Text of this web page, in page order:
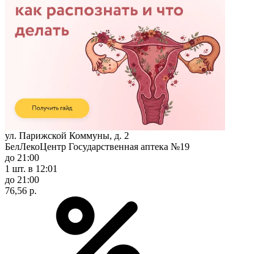
ул. Парижской Коммуны, д. 2
БелЛекоЦентр Государственная аптека №19
до 21:00
1 шт. в 12:01
до 21:00
76,56 р.